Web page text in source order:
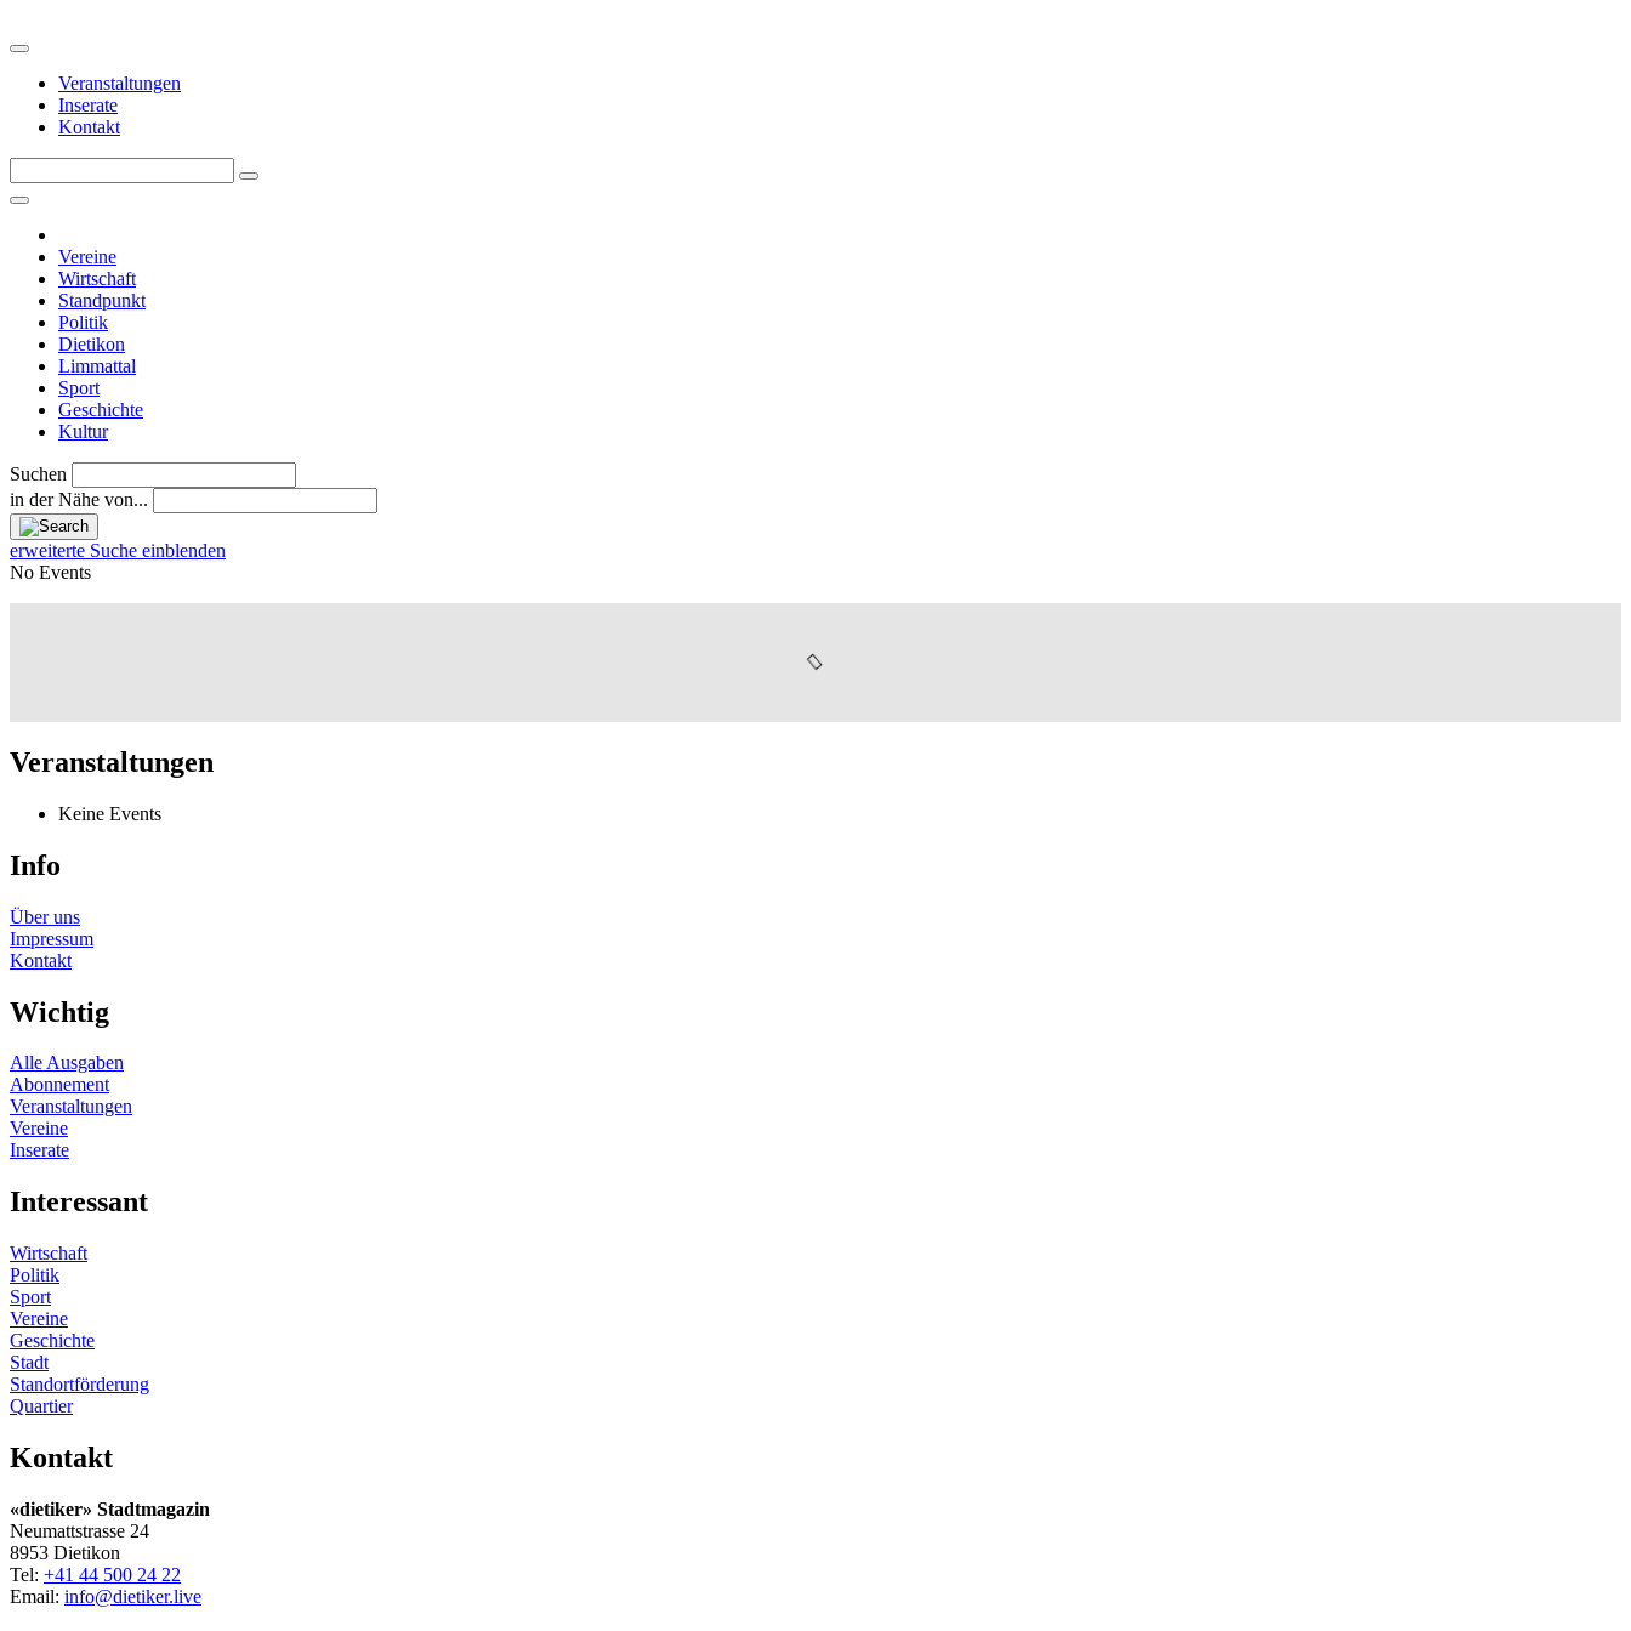
Veranstaltungen
Inserate
Kontakt
Vereine
Wirtschaft
Standpunkt
Politik
Dietikon
Limmattal
Sport
Geschichte
Kultur
Suchen
in der Nähe von...
erweiterte Suche einblenden
No Events
Veranstaltungen
Keine Events
Info
Über uns
Impressum
Kontakt
Wichtig
Alle Ausgaben
Abonnement
Veranstaltungen
Vereine
Inserate
Interessant
Wirtschaft
Politik
Sport
Vereine
Geschichte
Stadt
Standortförderung
Quartier
Kontakt
«dietiker» Stadtmagazin
Neumattstrasse 24
8953 Dietikon
Tel: +41 44 500 24 22
Email: info@dietiker.live